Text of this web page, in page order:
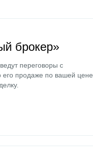
брокер»
переговоры с
продаже по вашей цене